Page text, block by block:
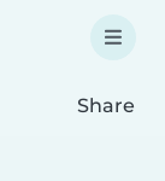
Share